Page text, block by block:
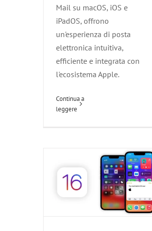
Mail su macOS, iOS e
iPadOS, offrono
un'esperienza di posta
elettronica intuitiva,
efficiente e integrata con
l'ecosistema Apple.
Continua a
leggere
iOS 16: Una Rivoluzione
nel Mondo dei
Dispositivi Apple
Poggio a Caiano
Serravalle Pistoiese
Zone servite